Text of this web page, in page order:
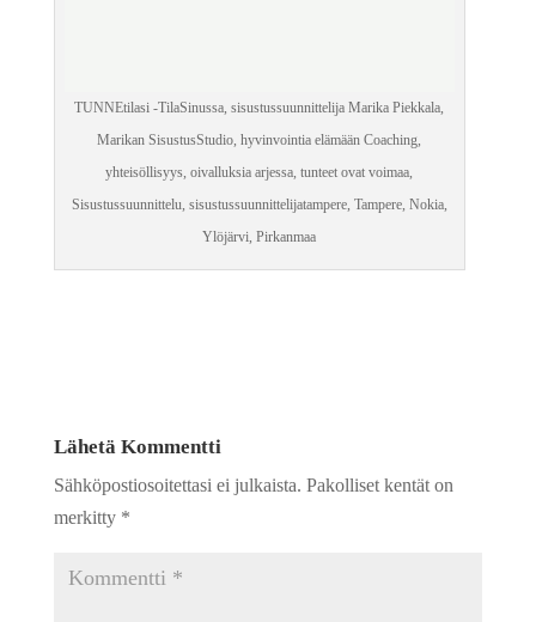
TUNNEtilasi -TilaSinussa, sisustussuunnittelija Marika Piekkala,
Marikan SisustusStudio, hyvinvointia elämään Coaching,
yhteisöllisyys, oivalluksia arjessa, tunteet ovat voimaa,
Sisustussuunnittelu, sisustussuunnittelijatampere, Tampere, Nokia,
Ylöjärvi, Pirkanmaa
Lähetä Kommentti
Sähköpostiosoitettasi ei julkaista. Pakolliset kentät on
merkitty *